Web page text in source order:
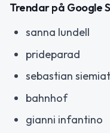
Trendar på Google
sanna lundell
prideparad
sebastian
bahnhof
gianni infantino